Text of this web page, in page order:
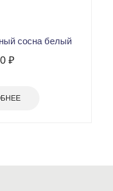
сосна белый
₽